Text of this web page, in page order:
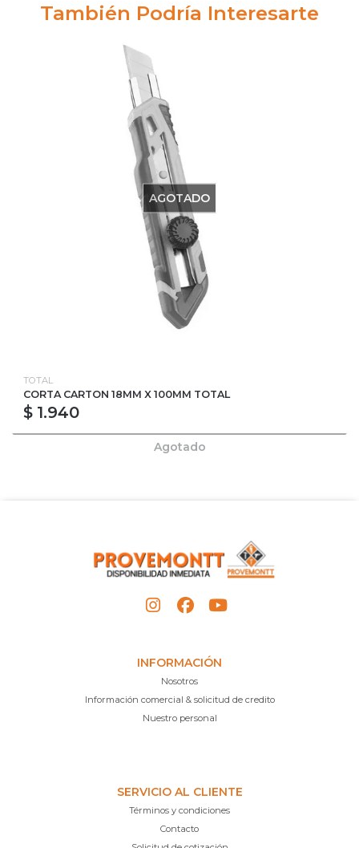
También Podría Interesarte
AGOTADO
TOTAL
CORTA CARTON 18MM X 100MM TOTAL
$ 1.940
Agotado
INFORMACIÓN
Nosotros
Información comercial & solicitud de credito
Nuestro personal
SERVICIO AL CLIENTE
Términos y condiciones
Contacto